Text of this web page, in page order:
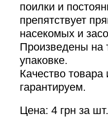
поилки и
препятствует
насекомых и
Произведены на
упаковке.
Качество
гарантируем.
Цена: 4 грн за шт.